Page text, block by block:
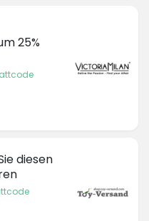
25%
diesen